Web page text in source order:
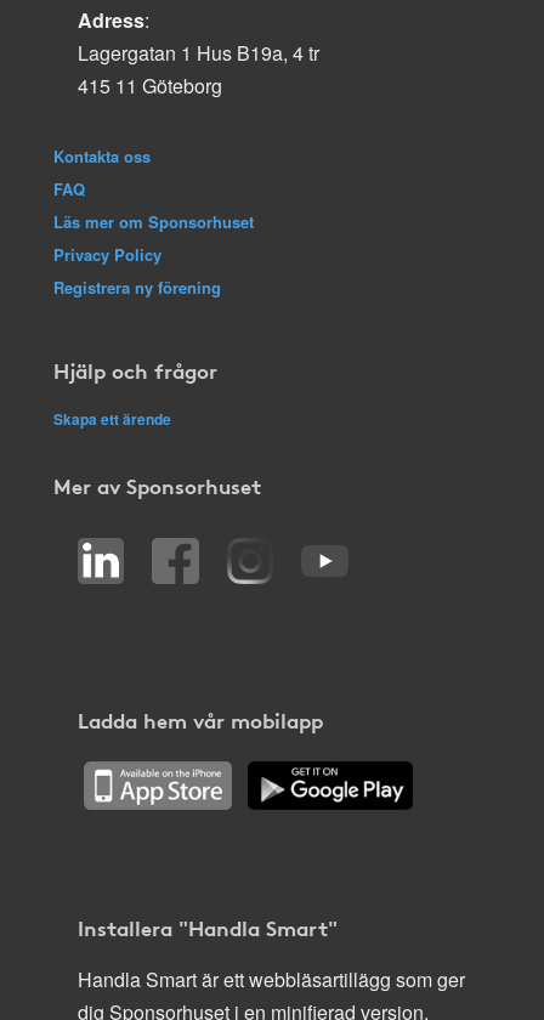
Adress:
Lagergatan 1 Hus B19a, 4 tr
415 11 Göteborg
Kontakta oss
FAQ
Läs mer om Sponsorhuset
Privacy Policy
Registrera ny förening
Hjälp och frågor
Skapa ett ärende
Mer av Sponsorhuset
Ladda hem vår mobilapp
Installera "Handla Smart"
Handla Smart är ett webbläsartillägg som ger
dig Sponsorhuset i en minifierad version,